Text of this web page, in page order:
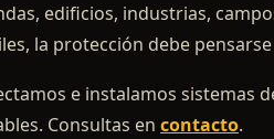
edificios, industrias,
la protección debe
e instalamos sistemas
Consultas en contacto.